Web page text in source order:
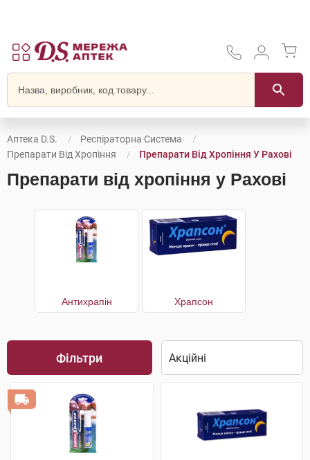
Аптека D.S.
Респіраторна Система
Препарати Від Хропіння
Препарати Від Хропіння У Рахові
Препарати від хропіння у Рахові
Антихрапін Храпсон
Фільтри